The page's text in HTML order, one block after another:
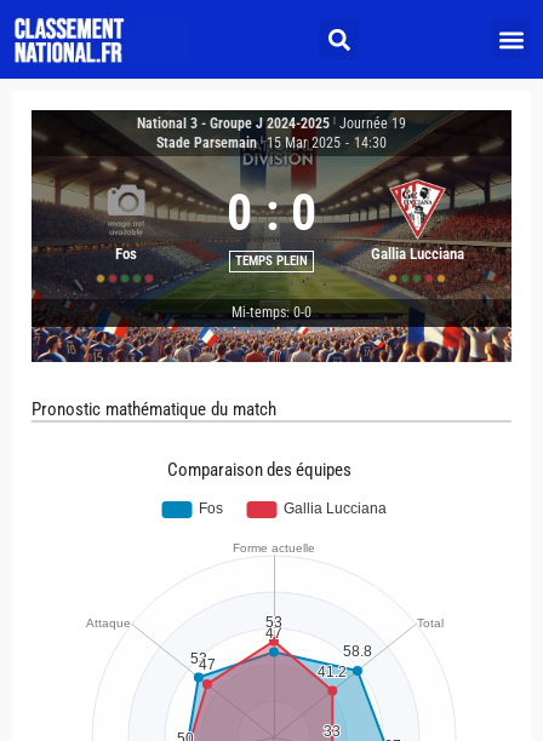
National 3 - Groupe J 2024-2025 Journée 19
Stade Parsemain | 15 Mar 2025 - 14:30
Fos
0 : 0
TEMPS PLEIN Gallia Lucciana
Mi-temps: 0-0
Pronostic mathématique du match
Comparaison des équipes